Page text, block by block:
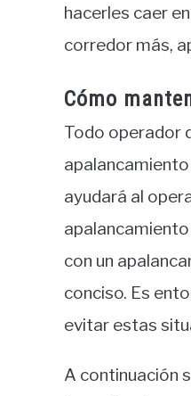
hacerles caer
corredor más,
Cómo
Todo operador
ayudará al
con un
conciso. Es
evitar estas
A continuación